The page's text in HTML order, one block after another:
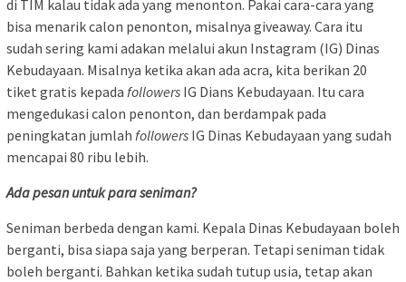
di TIM kalau tidak ada yang menonton. Pakai cara-cara yang
bisa menarik calon penonton, misalnya giveaway. Cara itu
sudah sering kami adakan melalui akun Instagram (IG) Dinas
Kebudayaan. Misalnya ketika akan ada acra, kita berikan 20
tiket gratis kepada followers IG Dians Kebudayaan. Itu cara
mengedukasi calon penonton, dan berdampak pada
peningkatan jumlah followers IG Dinas Kebudayaan yang sudah
mencapai 80 ribu lebih.
Ada pesan untuk para seniman?
Seniman berbeda dengan kami. Kepala Dinas Kebudayaan boleh
berganti, bisa siapa saja yang berperan. Tetapi seniman tidak
boleh berganti. Bahkan ketika sudah tutup usia, tetap akan